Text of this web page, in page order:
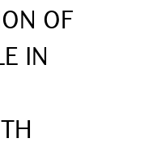
OF
IN